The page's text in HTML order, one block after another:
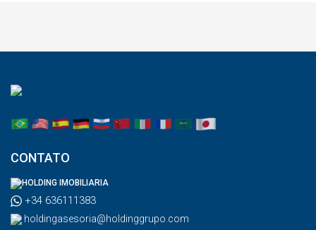
CONTATO
HOLDING IMOBILIARIA
+34 636111383
holdingasesoria@holdinggrupo.com